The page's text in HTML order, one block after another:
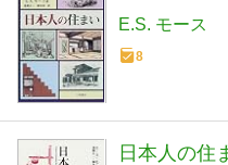
E.S. モース
8
日本人の住